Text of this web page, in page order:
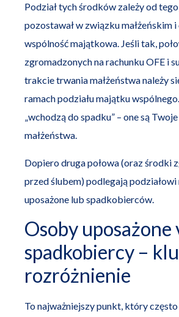
Podział tych środków zależy od
pozostawał w związku małżeńskim i
wspólność majątkowa. Jeśli tak,
zgromadzonych na rachunku OFE i
trakcie trwania małżeństwa należy
ramach podziału majątku
„wchodzą do spadku” – one są
małżeństwa.
Dopiero druga połowa (oraz środki
przed ślubem) podlegają
uposażone lub spadkobierców.
Osoby uposażone
spadkobiercy –
rozróżnienie
To najważniejszy punkt, który